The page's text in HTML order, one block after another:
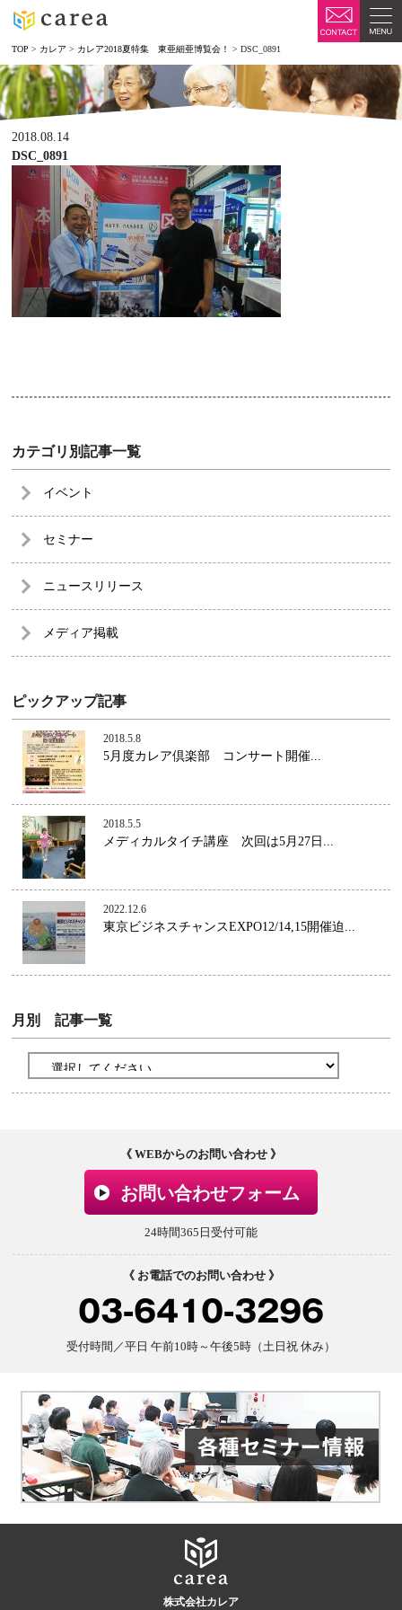
TOP > カレア > カレア2018夏特集 東亜細亜博覧会！ >DSC_0891
2018.08.14
DSC_0891
カテゴリ別記事一覧
イベント
セミナー
ニュースリリース
メディア掲載
ピックアップ記事
2018.5.8
5月度カレア倶楽部 コンサート開催...
2018.5.5
メディカルタイチ講座 次回は5月27日...
2022.12.6
東京ビジネスチャンスEXPO12/14,15開催迫...
月別 記事一覧
《 WEBからのお問い合わせ 》
お問い合わせフォーム
24時間365日受付可能
《 お電話でのお問い合わせ 》
03-6410-3296
受付時間／平日 午前10時～午後5時（土日祝 休み）
株式会社カレア